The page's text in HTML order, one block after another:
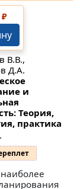
В.В.,
Д.А.
и
Теория,
практика